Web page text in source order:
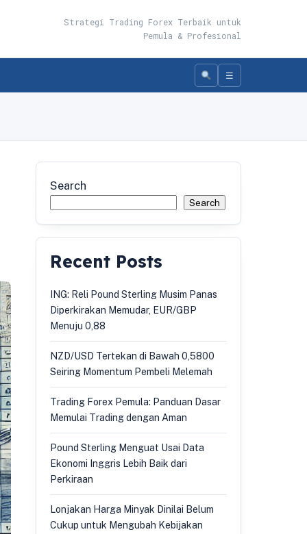
Strategi Trading Forex Terbaik untuk
Pemula & Profesional
☰
Search
Search
Recent Posts
ING: Reli Pound Sterling Musim Panas
Diperkirakan Memudar, EUR/GBP
Menuju 0,88
NZD/USD Tertekan di Bawah 0,5800
Seiring Momentum Pembeli Melemah
Trading Forex Pemula: Panduan Dasar
Memulai Trading dengan Aman
Pound Sterling Menguat Usai Data
Ekonomi Inggris Lebih Baik dari
Perkiraan
Lonjakan Harga Minyak Dinilai Belum
Cukup untuk Mengubah Kebijakan